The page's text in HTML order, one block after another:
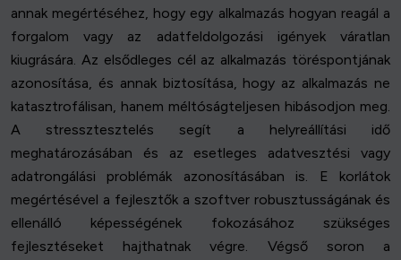
annak megértéséhez, hogy egy alkalmazás hogyan reagál a
forgalom vagy az adatfeldolgozási igények váratlan
kiugrására. Az elsődleges cél az alkalmazás töréspontjának
azonosítása, és annak biztosítása, hogy az alkalmazás ne
katasztrofálisan, hanem méltóságteljesen hibásodjon meg.
A stressztesztelés segít a helyreállítási idő
meghatározásában és az esetleges adatvesztési vagy
adatrongálási problémák azonosításában is. E korlátok
megértésével a fejlesztők a szoftver robusztusságának és
ellenálló képességének fokozásához szükséges
fejlesztéseket hajthatnak végre. Végső soron a